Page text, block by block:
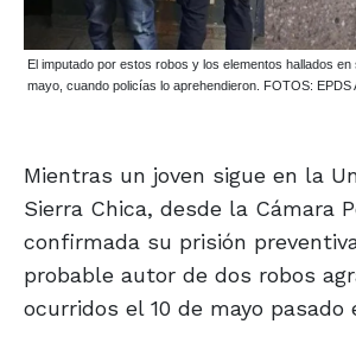
El imputado por estos robos y los elementos hallados
mayo, cuando policías lo aprehendieron. FOTOS: EPDS
Mientras un joven sigue en la
Sierra Chica, desde la Cámara
confirmada su prisión
probable autor de dos robos
ocurridos el 10 de mayo pasado